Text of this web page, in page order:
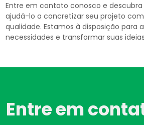
Entre em contato conosco e
ajudá-lo a concretizar seu projeto
qualidade. Estamos à disposição para
necessidades e transformar suas
Entre em